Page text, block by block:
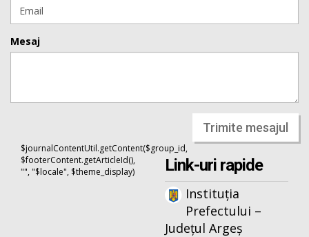
Mesaj
Trimite mesajul
$journalContentUtil.getContent($group_id,
$footerContent.getArticleId(),
"", "$locale", $theme_display)
Link-uri rapide
Instituția
Prefectului –
Județul Argeș